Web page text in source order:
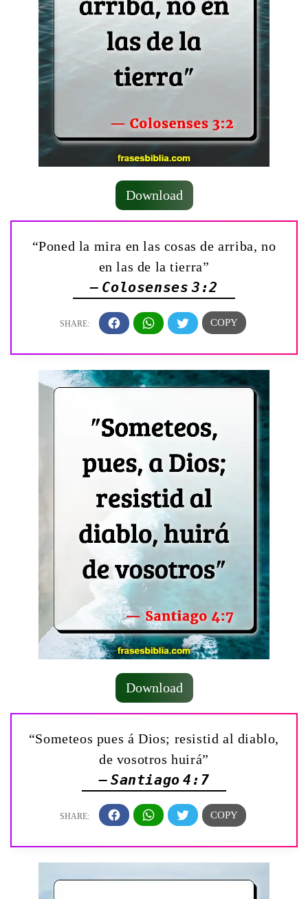
Download
“Poned la mira en las cosas de arriba, no
en las de la tierra”
— Colosenses 3:2
Download
“Someteos pues á Dios; resistid al diablo,
de vosotros huirá”
— Santiago 4:7